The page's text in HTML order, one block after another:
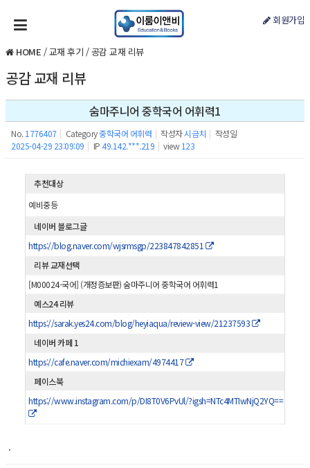
회원가입
HOME /교재 후기 /공감 교재 리뷰
공감 교재 리뷰
숨마주니어 중학국어 어휘력1
No. 1776407 | Category중학국어 어휘력 | 작성자시금치 | 작성일
2025-04-29 23:09:09 | IP49.142.***.219 | view 123
추천대상
예비중등
네이버 블로그글
https://blog.naver.com/wjsrmsgp/223847842851
리뷰 교재선택
[M00024-국어] (개정증보판) 숨마주니어 중학국어 어휘력1
예스24 리뷰
https://sarak.yes24.com/blog/heyiaqua/review-view/21237593
네이버 카페 1
https://cafe.naver.com/michiexam/4974417
페이스북
https://www.instagram.com/p/DI8T0V6PvUl/?igsh=NTc4MTIwNjQ2YQ==
.